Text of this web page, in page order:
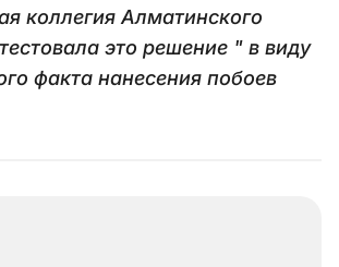
коллегия Алматинского
это решение " в виду
факта нанесения побоев